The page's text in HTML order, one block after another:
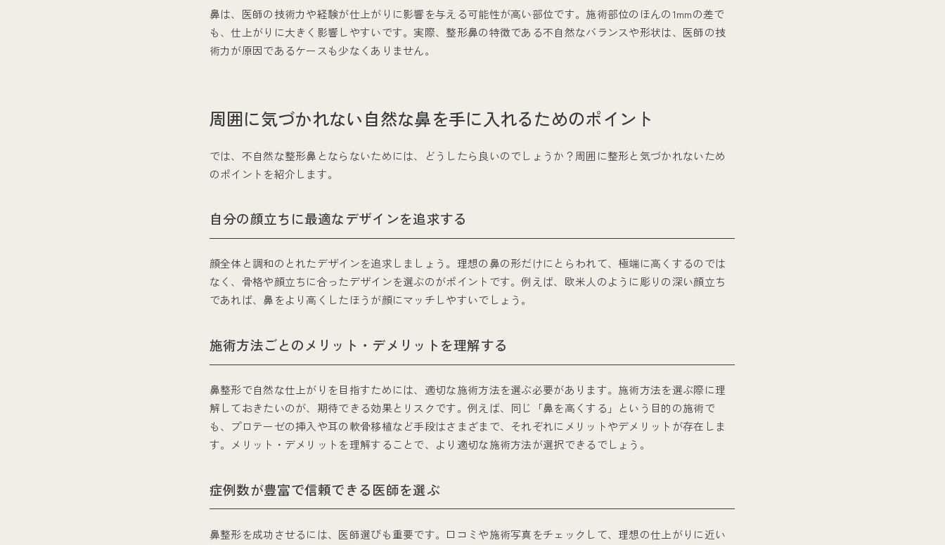
鼻は、医師の技術力や経験が仕上がりに影響を与える可能性が高い部位です。施術部位のほんの1mmの差で
も、仕上がりに大きく影響しやすいです。実際、整形鼻の特徴である不自然なバランスや形状は、医師の技
術力が原因であるケースも少なくありません。
周囲に気づかれない自然な鼻を手に入れるためのポイント
では、不自然な整形鼻とならないためには、どうしたら良いのでしょうか？周囲に整形と気づかれないため
のポイントを紹介します。
自分の顔立ちに最適なデザインを追求する
顔全体と調和のとれたデザインを追求しましょう。理想の鼻の形だけにとらわれて、極端に高くするのでは
なく、骨格や顔立ちに合ったデザインを選ぶのがポイントです。例えば、欧米人のように彫りの深い顔立ち
であれば、鼻をより高くしたほうが顔にマッチしやすいでしょう。
施術方法ごとのメリット・デメリットを理解する
鼻整形で自然な仕上がりを目指すためには、適切な施術方法を選ぶ必要があります。施術方法を選ぶ際に理
解しておきたいのが、期待できる効果とリスクです。例えば、同じ「鼻を高くする」という目的の施術で
も、プロテーゼの挿入や耳の軟骨移植など手段はさまざまで、それぞれにメリットやデメリットが存在しま
す。メリット・デメリットを理解することで、より適切な施術方法が選択できるでしょう。
症例数が豊富で信頼できる医師を選ぶ
鼻整形を成功させるには、医師選びも重要です。口コミや施術写真をチェックして、理想の仕上がりに近い